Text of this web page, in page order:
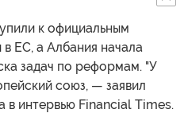
к официальным
ЕС, а Албания начала
задач по реформам. "У
союз, — заявил
интервью Financial Times.